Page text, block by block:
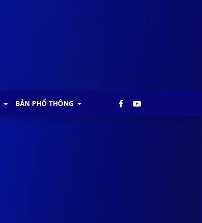
BẢN PHỔ THÔNG